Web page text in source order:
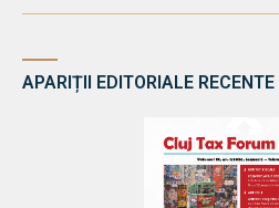
APARIȚII EDITORIALE RECENTE